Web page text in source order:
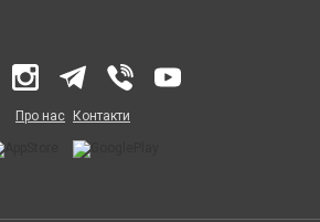
Про нас Контакти